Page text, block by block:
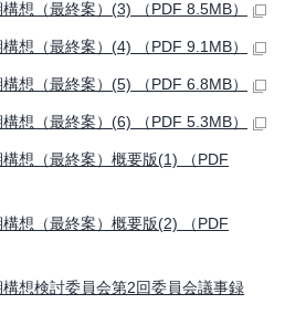
構想（最終案）(3) （PDF 8.5MB）
構想（最終案）(4) （PDF 9.1MB）
構想（最終案）(5) （PDF 6.8MB）
構想（最終案）(6) （PDF 5.3MB）
構想（最終案）概要版(1) （PDF
構想（最終案）概要版(2) （PDF
構想検討委員会第2回委員会議事録